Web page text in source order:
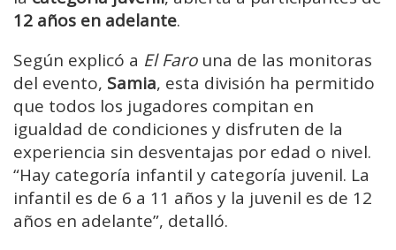
12 años en adelante.
Según explicó a El Farouna de las monitoras
del evento, Samia, esta división ha permitido
que todos los jugadores compitan en
igualdad de condiciones y disfruten de la
experiencia sin desventajas por edad o nivel.
“Hay categoría infantil y categoría juvenil. La
infantil es de 6 a 11 años y la juvenil es de 12
años en adelante”, detalló.